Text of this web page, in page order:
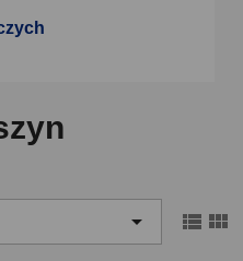
  